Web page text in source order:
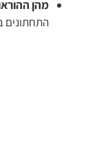
מהן
התחתונים